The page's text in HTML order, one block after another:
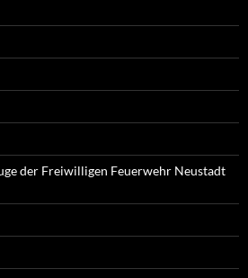
der Freiwilligen Feuerwehr Neustadt